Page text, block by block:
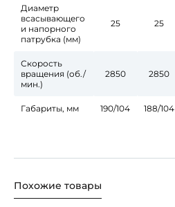
Диаметр
всасывающего
и напорного
патрубка (мм)
25 25
Скорость
вращения (об./
мин.)
2850 2850
Габариты, мм 190/104 188/104
Похожие товары